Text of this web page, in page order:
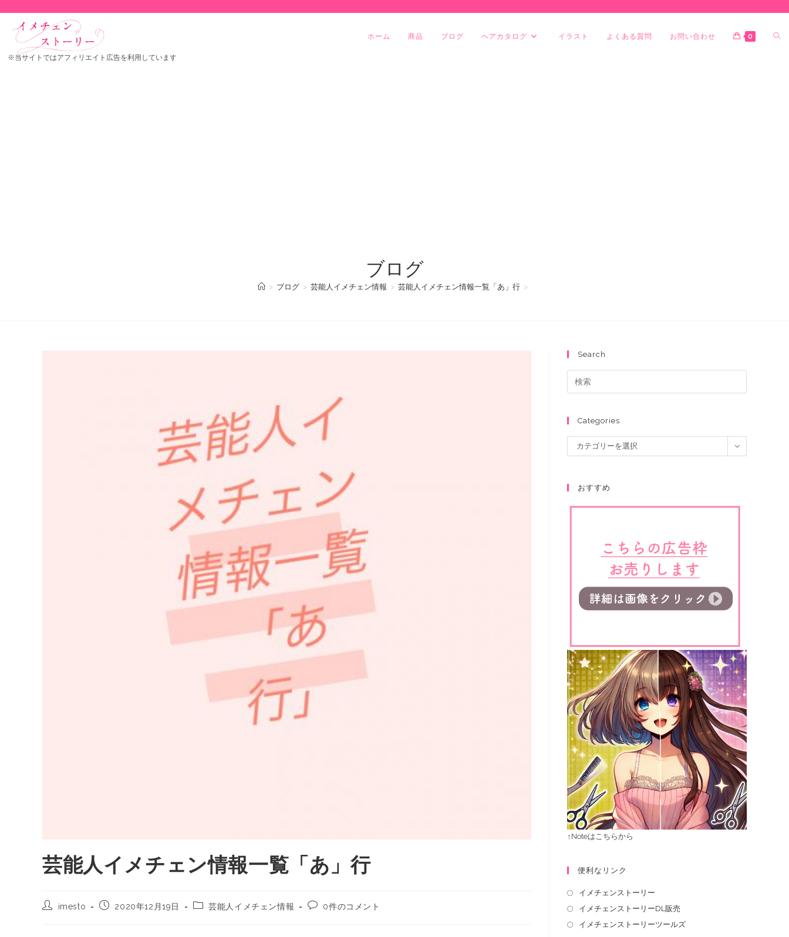
※当サイトではアフィリエイト広告を利用しています
ホーム 商品 ブログ ヘアカタログ イラスト よくある質問 お問い合わせ 0
ブログ
> ブログ > 芸能人イメチェン情報 > 芸能人イメチェン情報一覧「あ」行 >
芸能人イメチェン情報一覧「あ」行
imesto 2020年12月19日 芸能人イメチェン情報 0件のコメント
Search
Categories
カテゴリーを選択
おすすめ
↑Noteはこちらから
便利なリンク
イメチェンストーリー
イメチェンストーリーDL販売
イメチェンストーリーツールズ